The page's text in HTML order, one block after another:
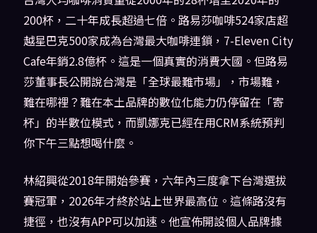
200杯，二十年成長超過七倍。路易莎咖啡524家店超
越星巴克500家成為台灣最大咖啡連鎖，7-Eleven City
Cafe年銷2.8億杯。這是一個真實的消費大國。但路易
莎董事長公開說台灣是「全球最難市場」，市場難，
難在哪裡？難在本土品牌的數位化能力仍停留在「寄
杯」的半數位模式，而凱娜克已經在用CRM系統預判
你下午三點想喝什麼。
林紹興從2018年開始參賽，六年內三度拿下台灣選拔
賽冠軍，2026年才終於站上世界最高位。這條路沒有
捷徑，也沒有APP可以加速。他宣佈開設個人品牌據